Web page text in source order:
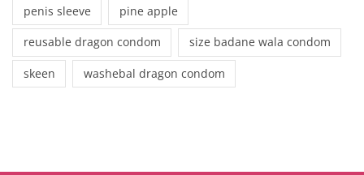
penis sleeve pine apple
reusable dragon condom size badane wala condom
skeen washebal dragon condom